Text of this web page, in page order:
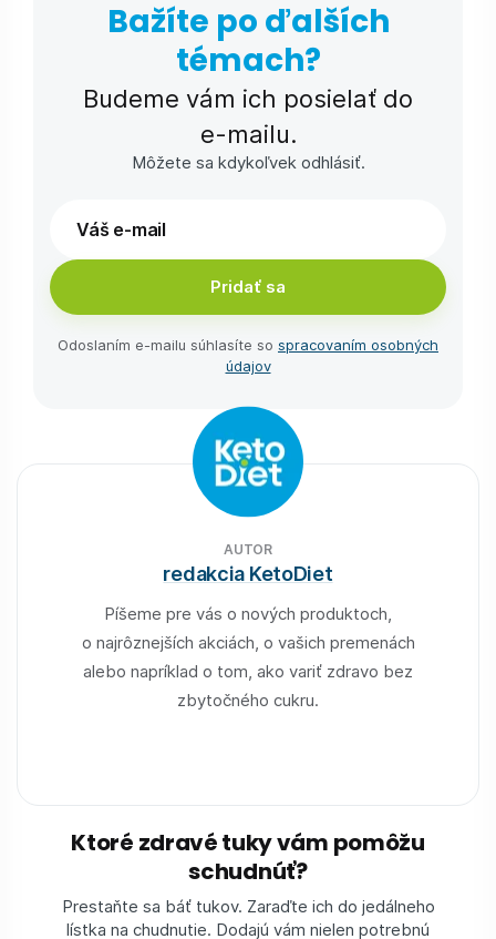
Bažíte po ďalších
témach?
Budeme vám ich posielať do
e-⁠mailu.
Môžete sa kdykoľvek odhlásiť.
Pridať sa
Odoslaním e-⁠mailu súhlasíte so spracovaním osobných
údajov
AUTOR
redakcia KetoDiet
Píšeme pre vás o nových produktoch,
o najrôznejších akciách, o vašich premenách
alebo napríklad o tom, ako variť zdravo bez
zbytočného cukru.
Ktoré zdravé tuky vám pomôžu
schudnúť?
Prestaňte sa báť tukov. Zaraďte ich do jedálneho
lístka na chudnutie. Dodajú vám nielen potrebnú